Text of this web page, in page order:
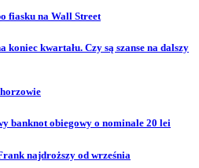
fiasku na Wall Street
koniec kwartału. Czy są szanse na dalszy
banknot obiegowy o nominale 20 lei
najdroższy od września